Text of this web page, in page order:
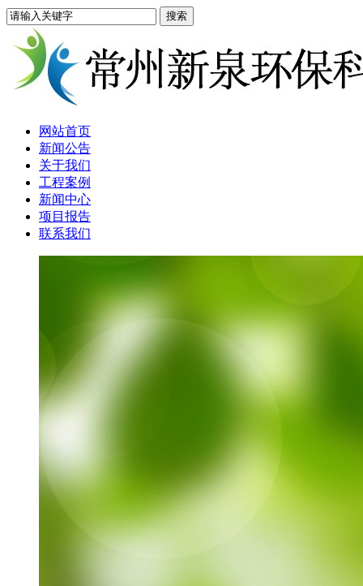
网站首页
新闻公告
关于我们
工程案例
新闻中心
项目报告
联系我们